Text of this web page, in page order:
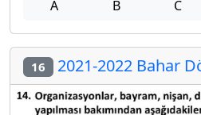
A B C
16 2021-2022 Bahar